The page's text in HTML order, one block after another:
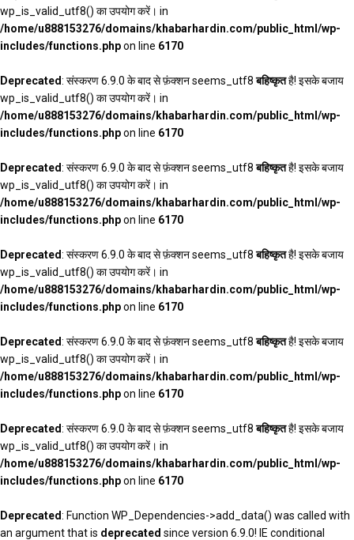
wp_is_valid_utf8() का उपयोग करें। in
/home/u888153276/domains/khabarhardin.com/public_html/wp-
includes/functions.phpon line 6170
Deprecated: संस्करण 6.9.0 के बाद से फ़ंक्शन seems_utf8बहिष्कृतहै! इसके बजाय
wp_is_valid_utf8() का उपयोग करें। in
/home/u888153276/domains/khabarhardin.com/public_html/wp-
includes/functions.phpon line 6170
Deprecated: संस्करण 6.9.0 के बाद से फ़ंक्शन seems_utf8बहिष्कृतहै! इसके बजाय
wp_is_valid_utf8() का उपयोग करें। in
/home/u888153276/domains/khabarhardin.com/public_html/wp-
includes/functions.phpon line 6170
Deprecated: संस्करण 6.9.0 के बाद से फ़ंक्शन seems_utf8बहिष्कृतहै! इसके बजाय
wp_is_valid_utf8() का उपयोग करें। in
/home/u888153276/domains/khabarhardin.com/public_html/wp-
includes/functions.phpon line 6170
Deprecated: संस्करण 6.9.0 के बाद से फ़ंक्शन seems_utf8बहिष्कृतहै! इसके बजाय
wp_is_valid_utf8() का उपयोग करें। in
/home/u888153276/domains/khabarhardin.com/public_html/wp-
includes/functions.phpon line 6170
Deprecated: संस्करण 6.9.0 के बाद से फ़ंक्शन seems_utf8बहिष्कृतहै! इसके बजाय
wp_is_valid_utf8() का उपयोग करें। in
/home/u888153276/domains/khabarhardin.com/public_html/wp-
includes/functions.phpon line 6170
Deprecated: Function WP_Dependencies->add_data() was called with
an argument that is deprecated since version 6.9.0! IE conditional